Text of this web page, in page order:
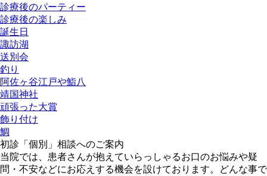
診療後のパーティー
診療後の楽しみ
誕生日
諏訪湖
送別会
釣り
阿佐ヶ谷江戸や鮨八
靖国神社
頑張った大賞
飾り付け
鯛
初診「個別」相談へのご案内
当院では、患者さんが抱えていらっしゃるお口のお悩みや疑
問・不安などにお応えする機会を設けております。どんな事で